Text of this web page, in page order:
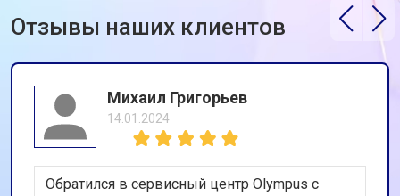
Отзывы наших клиентов
Михаил Григорьев
14.01.2024
Обратился в сервисный центр Olympus с